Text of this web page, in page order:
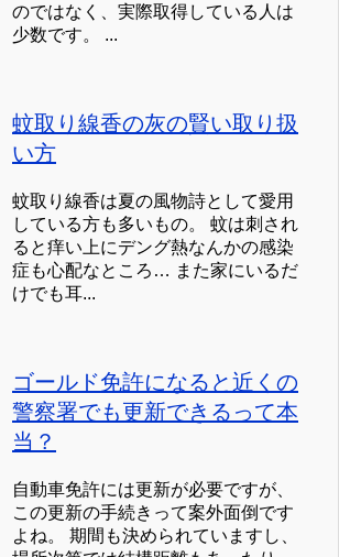
のではなく、実際取得している人は
少数です。 ...
蚊取り線香の灰の賢い取り扱
い方
蚊取り線香は夏の風物詩として愛用
している方も多いもの。 蚊は刺され
ると痒い上にデング熱なんかの感染
症も心配なところ… また家にいるだ
けでも耳...
ゴールド免許になると近くの
警察署でも更新できるって本
当？
自動車免許には更新が必要ですが、
この更新の手続きって案外面倒です
よね。 期間も決められていますし、